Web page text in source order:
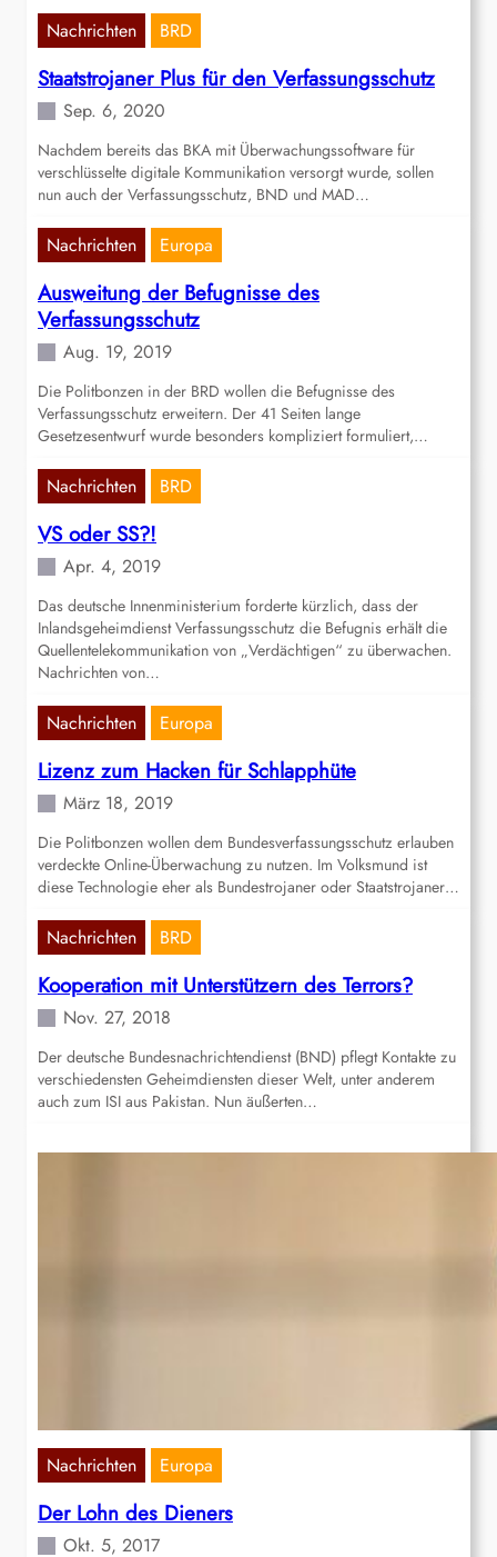
Nachrichten BRD
Staatstrojaner Plus für den Verfassungsschutz
Sep. 6, 2020
Nachdem bereits das BKA mit Überwachungssoftware für
verschlüsselte digitale Kommunikation versorgt wurde, sollen
nun auch der Verfassungsschutz, BND und MAD…
Nachrichten Europa
Ausweitung der Befugnisse des
Verfassungsschutz
Aug. 19, 2019
Die Politbonzen in der BRD wollen die Befugnisse des
Verfassungsschutz erweitern. Der 41 Seiten lange
Gesetzesentwurf wurde besonders kompliziert formuliert,…
Nachrichten BRD
VS oder SS?!
Apr. 4, 2019
Das deutsche Innenministerium forderte kürzlich, dass der
Inlandsgeheimdienst Verfassungsschutz die Befugnis erhält die
Quellentelekommunikation von „Verdächtigen“ zu überwachen.
Nachrichten von…
Nachrichten Europa
Lizenz zum Hacken für Schlapphüte
März 18, 2019
Die Politbonzen wollen dem Bundesverfassungsschutz erlauben
verdeckte Online-Überwachung zu nutzen. Im Volksmund ist
diese Technologie eher als Bundestrojaner oder Staatstrojaner…
Nachrichten BRD
Kooperation mit Unterstützern des Terrors?
Nov. 27, 2018
Der deutsche Bundesnachrichtendienst (BND) pflegt Kontakte zu
verschiedensten Geheimdiensten dieser Welt, unter anderem
auch zum ISI aus Pakistan. Nun äußerten…
Nachrichten Europa
Der Lohn des Dieners
Okt. 5, 2017